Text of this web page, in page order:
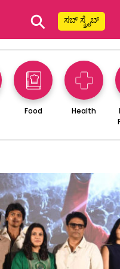
⚲ ಸಬ್ ಸ್ಕ್ರೈಬ್
Food Health